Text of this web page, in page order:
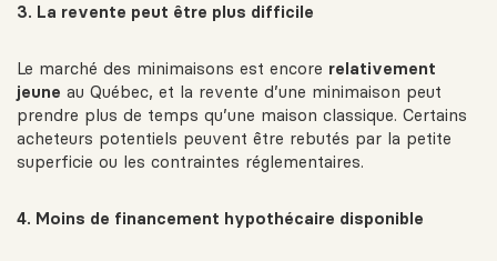
3. La revente peut être plus difficile
Le marché des minimaisons est encore relativement
jeune au Québec, et la revente d’une minimaison peut
prendre plus de temps qu’une maison classique. Certains
acheteurs potentiels peuvent être rebutés par la petite
superficie ou les contraintes réglementaires.
4. Moins de financement hypothécaire disponible